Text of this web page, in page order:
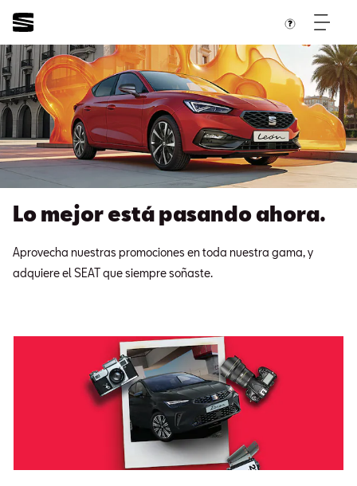
Lo mejor está pasando ahora.
Aprovecha nuestras promociones en toda nuestra gama, y
adquiere el SEAT que siempre soñaste.